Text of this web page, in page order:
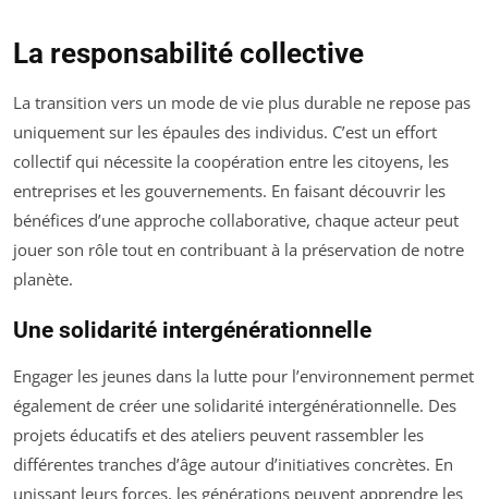
La responsabilité collective
La transition vers un mode de vie plus durable ne repose pas
uniquement sur les épaules des individus. C’est un effort
collectif qui nécessite la coopération entre les citoyens, les
entreprises et les gouvernements. En faisant découvrir les
bénéfices d’une approche collaborative, chaque acteur peut
jouer son rôle tout en contribuant à la préservation de notre
planète.
Une solidarité intergénérationnelle
Engager les jeunes dans la lutte pour l’environnement permet
également de créer une solidarité intergénérationnelle. Des
projets éducatifs et des ateliers peuvent rassembler les
différentes tranches d’âge autour d’initiatives concrètes. En
unissant leurs forces, les générations peuvent apprendre les